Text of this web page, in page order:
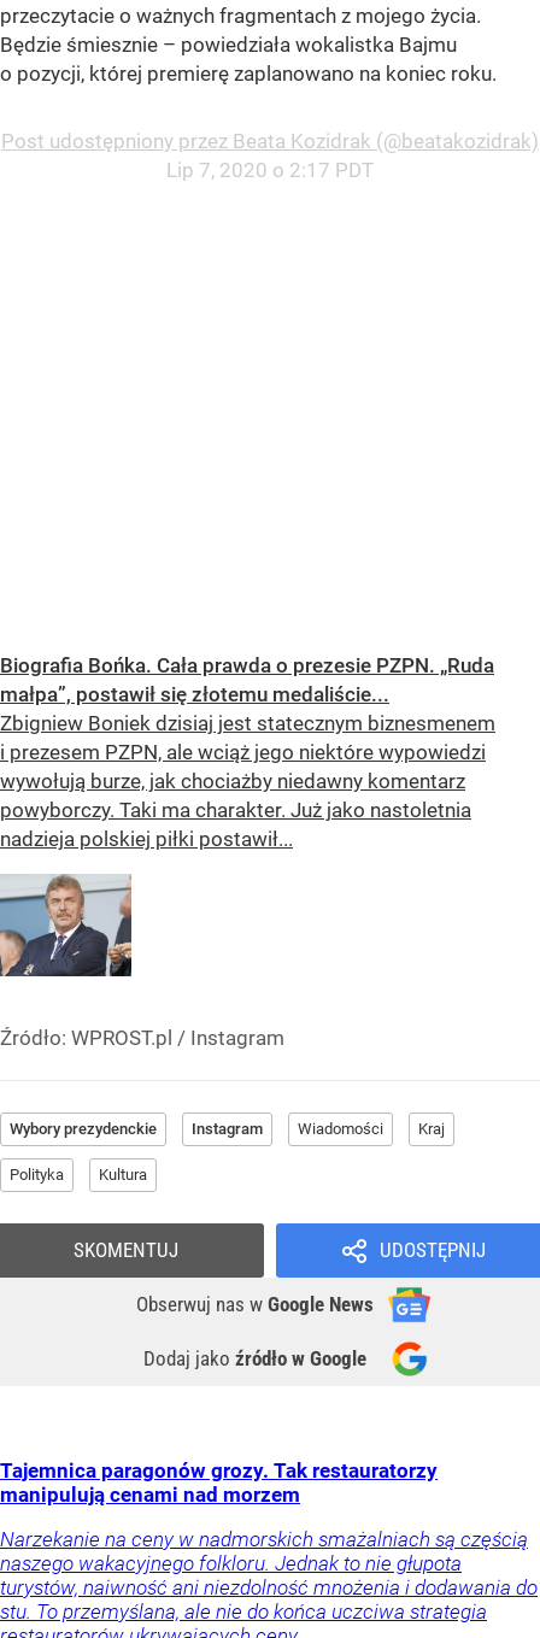
przeczytacie o ważnych fragmentach z mojego życia.
Będzie śmiesznie – powiedziała wokalistka Bajmu
o pozycji, której premierę zaplanowano na koniec roku.
Post udostępniony przez Beata Kozidrak (@beatakozidrak)
Lip 7, 2020 o 2:17 PDT
Biografia Bońka. Cała prawda o prezesie PZPN. „Ruda
małpa”, postawił się złotemu medaliście...
Zbigniew Boniek dzisiaj jest statecznym biznesmenem
i prezesem PZPN, ale wciąż jego niektóre wypowiedzi
wywołują burze, jak chociażby niedawny komentarz
powyborczy. Taki ma charakter. Już jako nastoletnia
nadzieja polskiej piłki postawił...
Źródło: WPROST.pl / Instagram
Wybory prezydenckie Instagram Wiadomości Kraj
Polityka Kultura
UDOSTĘPNIJ
Obserwuj nas w Google News
Dodaj jako źródło w Google
SKOMENTUJ
Tajemnica paragonów grozy. Tak restauratorzy
manipulują cenami nad morzem
Narzekanie na ceny w nadmorskich smażalniach są częścią
naszego wakacyjnego folkloru. Jednak to nie głupota
turystów, naiwność ani niezdolność mnożenia i dodawania do
stu. To przemyślana, ale nie do końca uczciwa strategia